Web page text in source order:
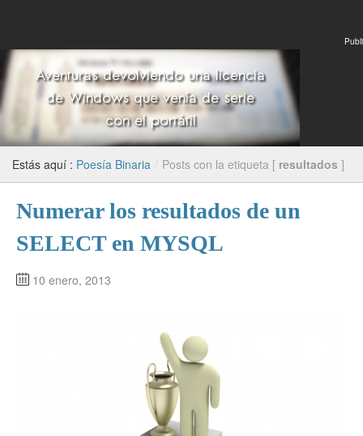
Publi
Estás aquí : Poesía Binaria / Posts con la etiqueta [ resultados ]
Numerar los resultados de un
SELECT en MYSQL
10 enero, 2013